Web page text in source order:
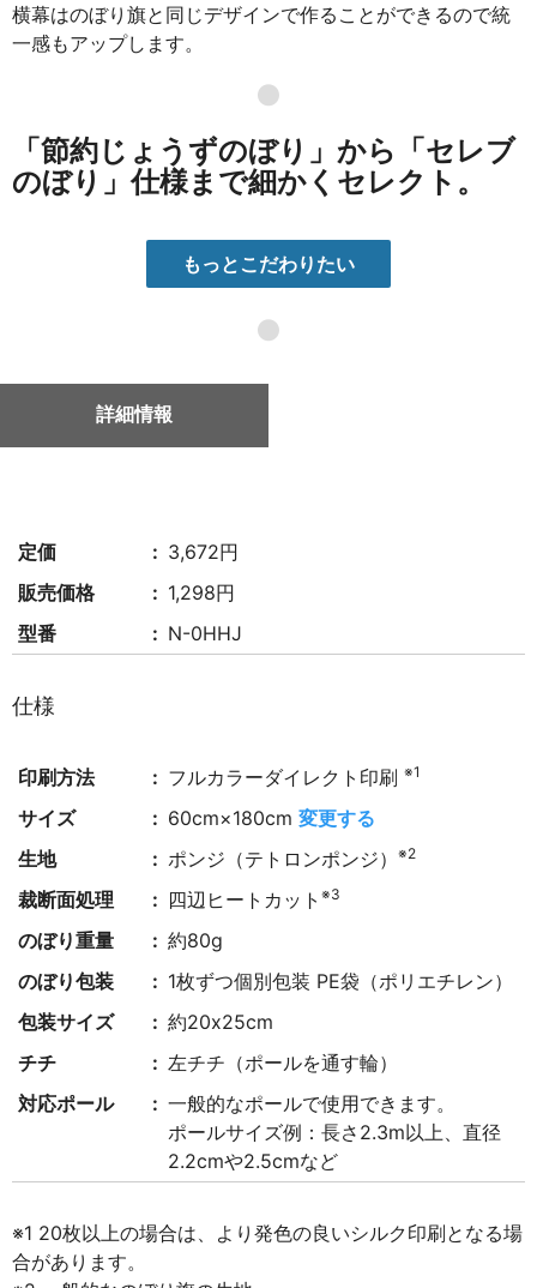
横幕はのぼり旗と同じデザインで作ることができるので統
一感もアップします。
●
「節約じょうずのぼり」から「セレブ
のぼり」仕様まで細かくセレクト。
もっとこだわりたい
●
詳細情報
定価
3,672円
販売価格
1,298円
型番
N-0HHJ
仕様
印刷方法 フルカラーダイレクト印刷※1
サイズ 60cm×180cm変更する
生地
ポンジ（テトロンポンジ）※2
裁断面処理 四辺ヒートカット※3
のぼり重量
約80g
のぼり包装
1枚ずつ個別包装 PE袋（ポリエチレン）
包装サイズ
約20x25cm
チチ
左チチ（ポールを通す輪）
対応ポール
一般的なポールで使用できます。
ポールサイズ例：長さ2.3m以上、直径
2.2cmや2.5cmなど
※1 20枚以上の場合は、より発色の良いシルク印刷となる場
合があります。